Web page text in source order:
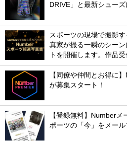
DRIVE」と最新シュー
スポーツの現場で撮影
真家が撮る一瞬のシー
トを開催します。作品受
【同僚や仲間とお得に
が募集スタート！
【登録無料】Number
ポーツの「今」をメール